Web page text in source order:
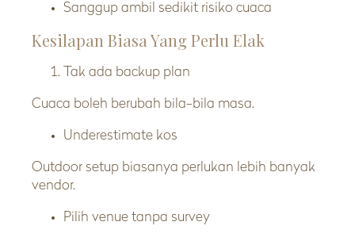
Sanggup ambil sedikit risiko cuaca
Kesilapan Biasa Yang Perlu Elak
Tak ada backup plan
Cuaca boleh berubah bila-bila masa.
Underestimate kos
Outdoor setup biasanya perlukan lebih banyak
vendor.
Pilih venue tanpa survey